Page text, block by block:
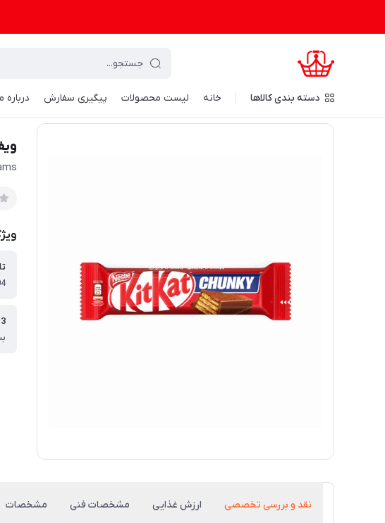
دسته‌ بندی کالاها خانه لیست محصولات پیگیری سفارش درباره کرال شاپینگ / مواد غذایی و نوشیدنی / تنقلات / بیسکوییت و ویفر و کیک /
3
نقد و بررسی تخصصی ارزش غذایی مشخصات فنی مشخصات